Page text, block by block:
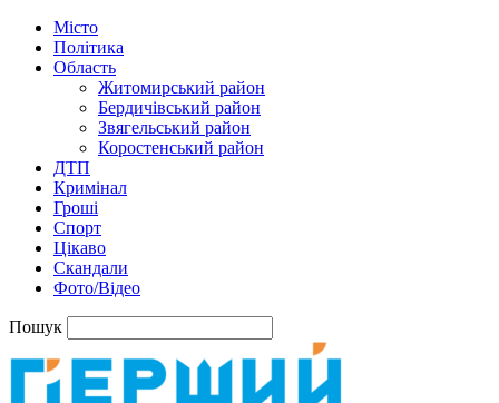
Місто
Політика
Область
Житомирський район
Бердичівський район
Звягельський район
Коростенський район
ДТП
Кримінал
Гроші
Спорт
Цікаво
Скандали
Фото/Відео
Пошук